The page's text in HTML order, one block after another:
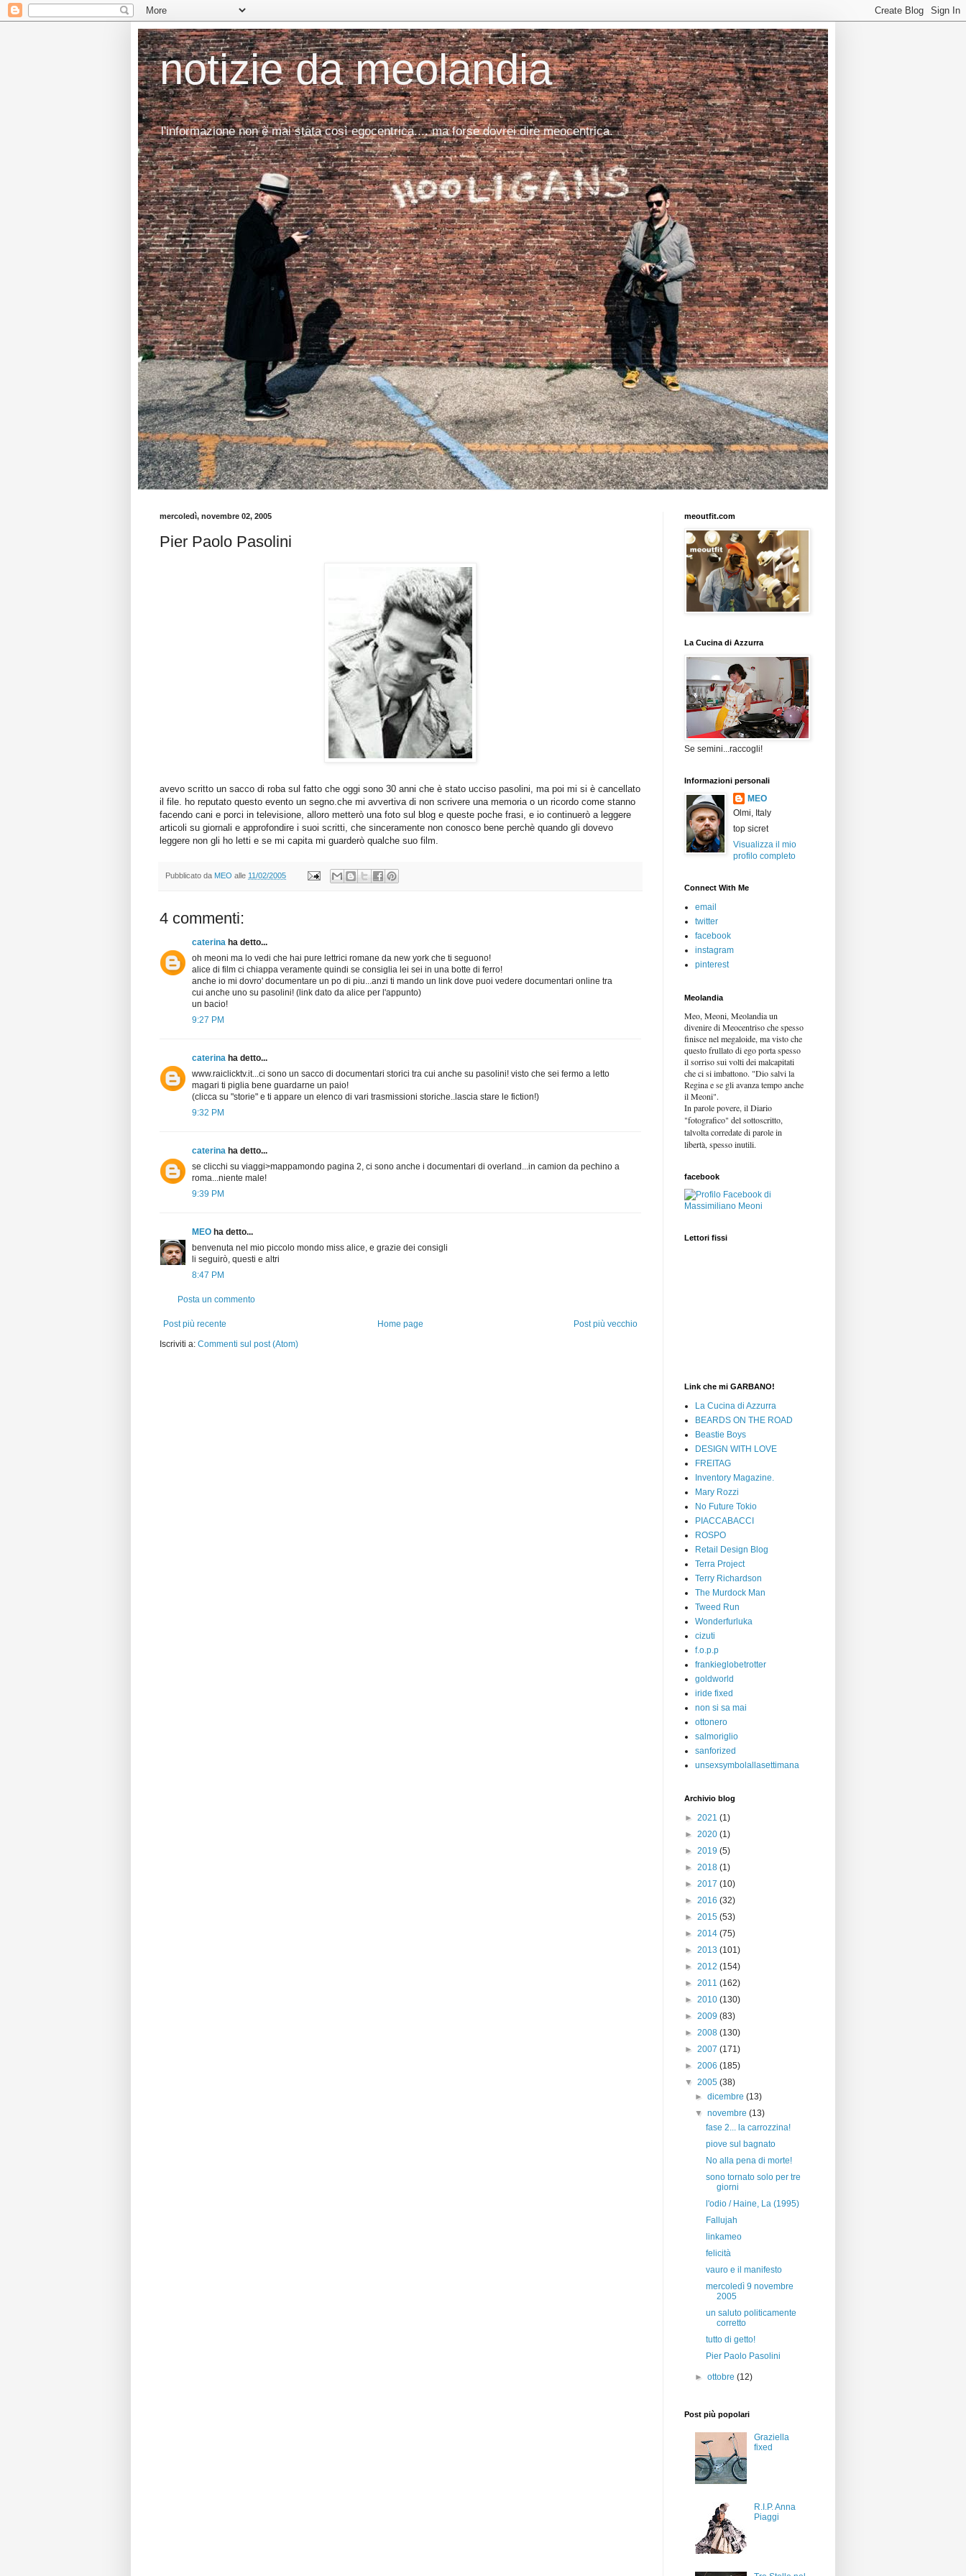
notizie da meolandia
l'informazione non è mai stata così egocentrica.... ma forse dovrei dire meocentrica.
mercoledì, novembre 02, 2005
Pier Paolo Pasolini
avevo scritto un sacco di roba sul fatto che oggi sono 30 anni che è stato ucciso pasolini, ma poi mi si è cancellato
il file. ho reputato questo evento un segno.che mi avvertiva di non scrivere una memoria o un ricordo come stanno
facendo cani e porci in televisione, alloro metterò una foto sul blog e queste poche frasi, e io continuerò a leggere
articoli su giornali e approfondire i suoi scritti, che sinceramente non conosco bene perchè quando gli dovevo
leggere non gli ho letti e se mi capita mi guarderò qualche suo film.
Pubblicato da MEO alle 11/02/2005
4 commenti:
caterina ha detto...
oh meoni ma lo vedi che hai pure lettrici romane da new york che ti seguono!
alice di film ci chiappa veramente quindi se consiglia lei sei in una botte di ferro!
anche io mi dovro' documentare un po di piu...anzi ti mando un link dove puoi vedere documentari online tra
cui anche uno su pasolini! (link dato da alice per l'appunto)
un bacio!
9:27 PM
caterina ha detto...
www.raiclicktv.it...ci sono un sacco di documentari storici tra cui anche su pasolini! visto che sei fermo a letto
magari ti piglia bene guardarne un paio!
(clicca su "storie" e ti appare un elenco di vari trasmissioni storiche..lascia stare le fiction!)
9:32 PM
caterina ha detto...
se clicchi su viaggi>mappamondo pagina 2, ci sono anche i documentari di overland...in camion da pechino a
roma...niente male!
9:39 PM
MEO ha detto...
benvenuta nel mio piccolo mondo miss alice, e grazie dei consigli
li seguirò, questi e altri
8:47 PM
Posta un commento
Post più recente Post più vecchio
Home page
Iscriviti a: Commenti sul post (Atom)
meoutfit.com
La Cucina di Azzurra
Se semini...raccogli!
Informazioni personali
MEO
Olmi, Italy
top sicret
Visualizza il mio
profilo completo
Connect With Me
email
twitter
facebook
instagram
pinterest
Meolandia
Meo, Meoni, Meolandia un
divenire di Meocentriso che spesso
finisce nel megaloide, ma visto che
questo frullato di ego porta spesso
il sorriso sui volti dei malcapitati
che ci si imbattono. "Dio salvi la
Regina e se gli avanza tempo anche
il Meoni".
In parole povere, il Diario
"fotografico" del sottoscritto,
talvolta corredate di parole in
libertà, spesso inutili.
facebook
Lettori fissi
Link che mi GARBANO!
La Cucina di Azzurra
BEARDS ON THE ROAD
Beastie Boys
DESIGN WITH LOVE
FREITAG
Inventory Magazine.
Mary Rozzi
No Future Tokio
PIACCABACCI
ROSPO
Retail Design Blog
Terra Project
Terry Richardson
The Murdock Man
Tweed Run
Wonderfurluka
cizuti
f.o.p.p
frankieglobetrotter
goldworld
iride fixed
non si sa mai
ottonero
salmoriglio
sanforized
unsexsymbolallasettimana
Archivio blog
► 2021 (1)
► 2020 (1)
► 2019 (5)
► 2018 (1)
► 2017 (10)
► 2016 (32)
► 2015 (53)
► 2014 (75)
► 2013 (101)
► 2012 (154)
► 2011 (162)
► 2010 (130)
► 2009 (83)
► 2008 (130)
► 2007 (171)
► 2006 (185)
▼ 2005 (38)
►dicembre(13)
▼novembre(13)
fase 2... la carrozzina!
piove sul bagnato
No alla pena di morte!
sono tornato solo per tre
giorni
l'odio / Haine, La (1995)
Fallujah
linkameo
felicità
vauro e il manifesto
mercoledì 9 novembre
2005
un saluto politicamente
corretto
tutto di getto!
Pier Paolo Pasolini
►ottobre(12)
Post più popolari
Graziella
fixed
R.I.P. Anna
Piaggi